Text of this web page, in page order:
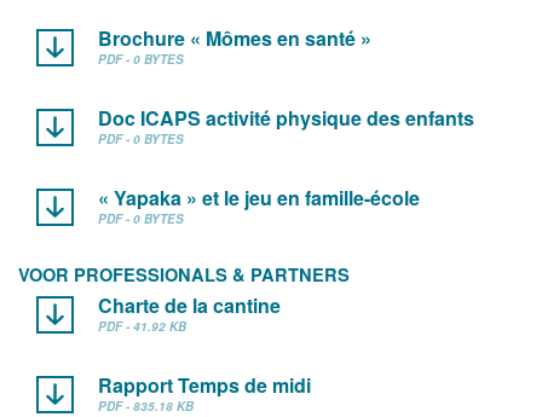
Brochure « Mômes en santé »
PDF - 0 BYTES
Doc ICAPS activité physique des enfants
PDF - 0 BYTES
« Yapaka » et le jeu en famille-école
PDF - 0 BYTES
VOOR PROFESSIONALS & PARTNERS
Charte de la cantine
PDF - 41.92 KB
Rapport Temps de midi
PDF - 835.18 KB